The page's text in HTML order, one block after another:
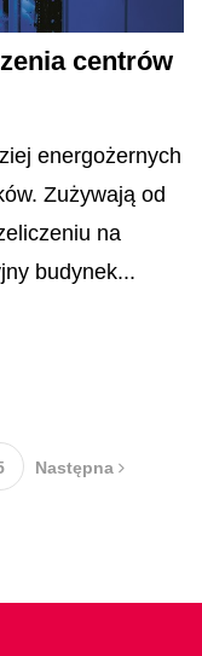
centrów
energożernych
Zużywają od
na
budynek...
Następna